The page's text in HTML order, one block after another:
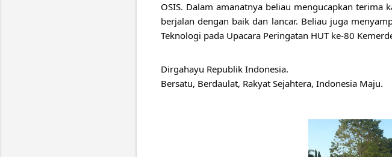
OSIS. Dalam amanatnya beliau mengucapkan terima
berjalan dengan baik dan lancar. Beliau juga
Teknologi pada Upacara Peringatan HUT ke-80
Dirgahayu Republik Indonesia.
Bersatu, Berdaulat, Rakyat Sejahtera, Indonesia Maju.